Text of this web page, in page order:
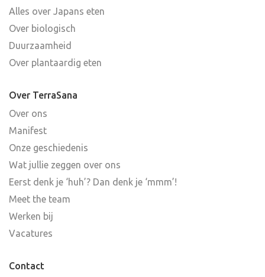
Alles over Japans eten
Over biologisch
Duurzaamheid
Over plantaardig eten
Over TerraSana
Over ons
Manifest
Onze geschiedenis
Wat jullie zeggen over ons
Eerst denk je ‘huh’? Dan denk je ‘mmm’!
Meet the team
Werken bij
Vacatures
Contact